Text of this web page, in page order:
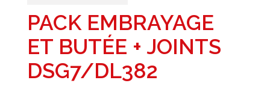
PACK EMBRAYAGE
ET BUTÉE + JOINTS
DSG7/DL382